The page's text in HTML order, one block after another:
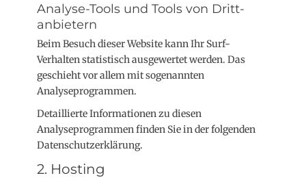
Analyse-Tools und Tools von Dritt­
anbietern
Beim Besuch dieser Website kann Ihr Surf-
Verhalten statistisch ausgewertet werden. Das
geschieht vor allem mit sogenannten
Analyseprogrammen.
Detaillierte Informationen zu diesen
Analyseprogrammen finden Sie in der folgenden
Datenschutzerklärung.
2. Hosting